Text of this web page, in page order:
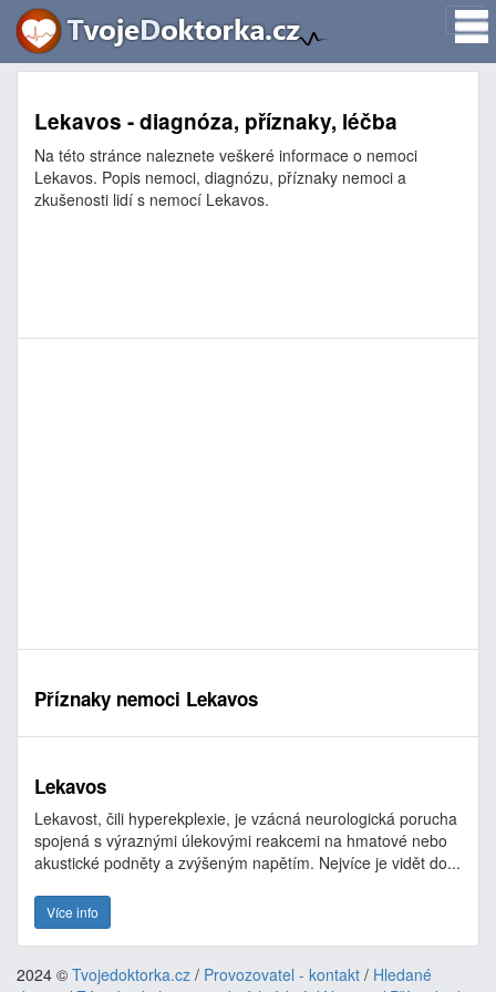
Lekavos - diagnóza, příznaky, léčba
Na této stránce naleznete veškeré informace o nemoci
Lekavos. Popis nemoci, diagnózu, příznaky nemoci a
zkušenosti lidí s nemocí Lekavos.
Příznaky nemoci Lekavos
Lekavos
Lekavost, čili hyperekplexie, je vzácná neurologická porucha
spojená s výraznými úlekovými reakcemi na hmatové nebo
akustické podněty a zvýšeným napětím. Nejvíce je vidět do...
Více info
2024 © Tvojedoktorka.cz / Provozovatel - kontakt / Hledané